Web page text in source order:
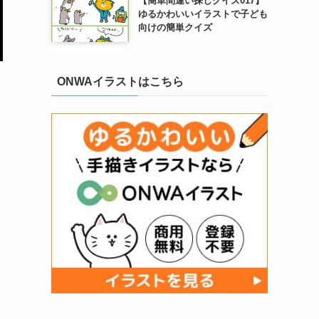
ゆるかわいいイラストで子ども
向けの簡単クイズ
ONWAイラストはこちら